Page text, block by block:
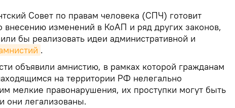
Совет по правам человека (СПЧ) готовит
внесению изменений в КоАП и ряд других законов,
бы реализовать идеи административной и
.
объявили амнистию, в рамках которой гражданам
на территории РФ нелегально
мелкие правонарушения, их проступки могут быть
они легализованы.